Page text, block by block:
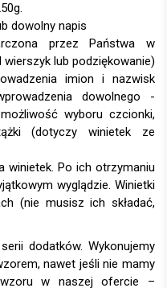
dowolny napis
przez Państwa w
wierszyk lub podziękowanie)